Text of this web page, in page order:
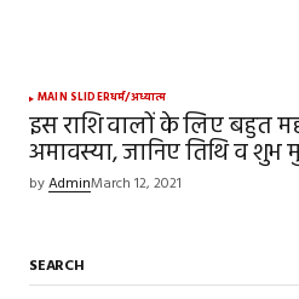
MAIN SLIDERधर्म/अध्यात्म
इस राशि वालों के लिए बहुत
अमावस्या, जानिए तिथि व शुभ
byAdminMarch 12, 2021
SEARCH